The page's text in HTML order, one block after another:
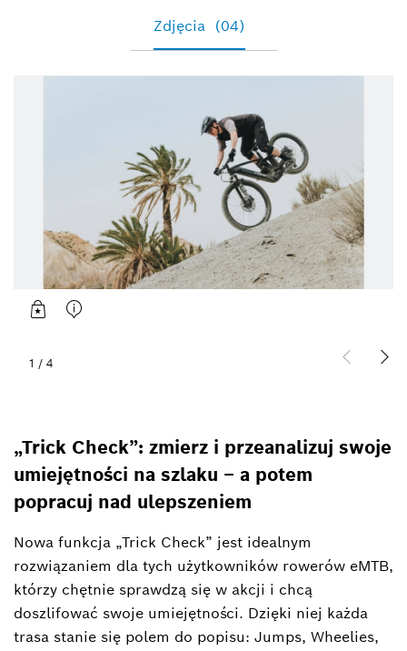
Zdjęcia (04)
1 / 4
„Trick Check”: zmierz i przeanalizuj swoje
umiejętności na szlaku – a potem
popracuj nad ulepszeniem
Nowa funkcja „Trick Check” jest idealnym
rozwiązaniem dla tych użytkowników rowerów eMTB,
którzy chętnie sprawdzą się w akcji i chcą
doszlifować swoje umiejętności. Dzięki niej każda
trasa stanie się polem do popisu: Jumps, Wheelies,